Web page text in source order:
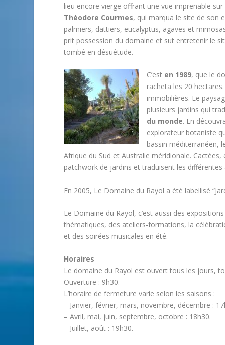
lieu encore vierge offrant une vue imprenable
Théodore Courmes, qui marqua le site de son
palmiers, dattiers, eucalyptus, agaves et
prit possession du domaine et sut entretenir le
tombé en désuétude.
C’est en 1989, que le
racheta les 20
immobilières. Le
plusieurs jardins qui
du monde. En
explorateur botaniste
bassin méditerranéen,
Afrique du Sud et Australie méridionale.
patchwork de jardins et traduisent les différentes
En 2005, Le Domaine du Rayol a été labellisé
Le Domaine du Rayol, c’est aussi des
thématiques, des ateliers-formations, la
et des soirées musicales en été.
Horaires
Le domaine du Rayol est ouvert tous les jours,
Ouverture : 9h30.
L’horaire de fermeture varie selon les saisons :
– Janvier, février, mars, novembre, décembre :
– Avril, mai, juin, septembre, octobre : 18h30.
– Juillet, août : 19h30.